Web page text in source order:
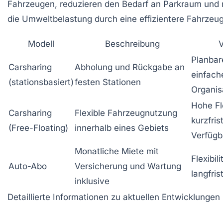
Fahrzeugen, reduzieren den Bedarf an Parkraum und
die Umweltbelastung durch eine effizientere
Modell Beschreibung
Carsharing
(stationsbasiert)
Abholung und Rückgabe an
festen Stationen
Carsharing
(Free-Floating)
Flexible Fahrzeugnutzung
innerhalb eines Gebiets
Hohe
Auto-Abo
Monatliche Miete mit
Versicherung und Wartung
inklusive
Detaillierte Informationen zu aktuellen Entwicklungen